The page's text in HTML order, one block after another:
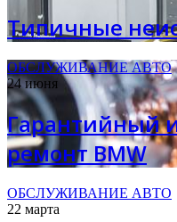
Типичные
ОБСЛУЖИВАНИЕ АВТО
24 июня
Гарантийный
ремонт BMW
ОБСЛУЖИВАНИЕ АВТО
22 марта